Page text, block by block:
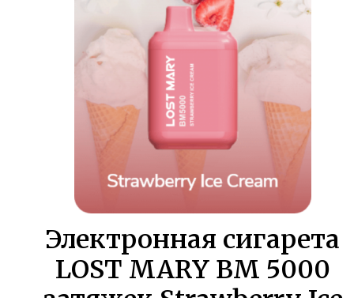
1000,00 ₽.
Электронная сигарета
LOST MARY BM 5000